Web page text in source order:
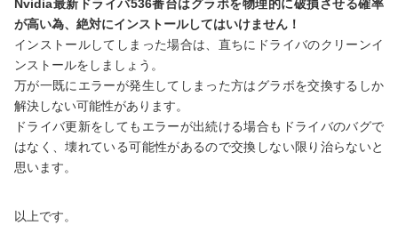
Nvidia最新ドライバ536番台はグラボを物理的に破損させる確率
が高い為、絶対にインストールしてはいけません！
インストールしてしまった場合は、直ちにドライバのクリーンイ
ンストールをしましょう。
万が一既にエラーが発生してしまった方はグラボを交換するしか
解決しない可能性があります。
ドライバ更新をしてもエラーが出続ける場合もドライバのバグで
はなく、壊れている可能性があるので交換しない限り治らないと
思います。
以上です。